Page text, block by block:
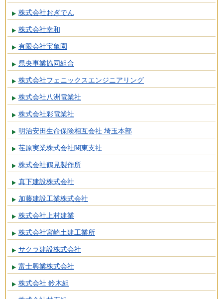
株式会社おぎでん
株式会社幸和
有限会社宝亀園
県央事業協同組合
株式会社フェニックスエンジニアリング
株式会社八洲電業社
株式会社彩電業社
明治安田生命保険相互会社 埼玉本部
荏原実業株式会社関東支社
株式会社鶴見製作所
真下建設株式会社
加藤建設工業株式会社
株式会社上村建業
株式会社宮崎土建工業所
サクラ建設株式会社
富士興業株式会社
株式会社 鈴木組